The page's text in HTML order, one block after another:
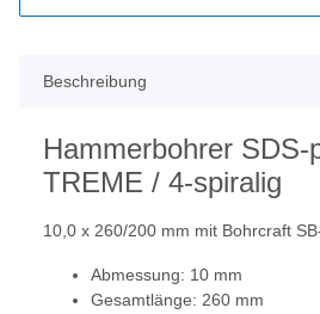
Beschreibung
Hammerbohrer SDS-
TREME / 4-spiralig
10,0 x 260/200 mm mit Bohrcraft
Abmessung: 10 mm
Gesamtlänge: 260 mm